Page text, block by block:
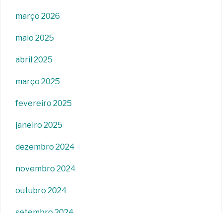
março 2026
maio 2025
abril 2025
março 2025
fevereiro 2025
janeiro 2025
dezembro 2024
novembro 2024
outubro 2024